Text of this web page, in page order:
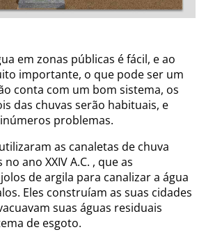
em zonas públicas é fácil, e ao
importante, o que pode ser um
conta com um bom sistema, os
das chuvas serão habituais, e
problemas.
as canaletas de chuva
ano XXIV A.C. , que as
de argila para canalizar a água
Eles construíam as suas cidades
suas águas residuais
de esgoto.